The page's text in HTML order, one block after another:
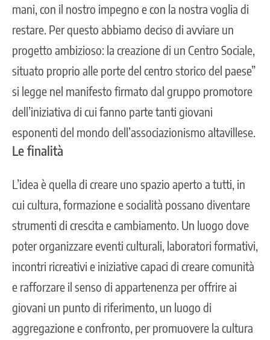
mani, con il nostro impegno e con la nostra voglia di
restare. Per questo abbiamo deciso di avviare un
progetto ambizioso: la creazione di un Centro Sociale,
situato proprio alle porte del centro storico del paese”
si legge nel manifesto firmato dal gruppo promotore
dell’iniziativa di cui fanno parte tanti giovani
esponenti del mondo dell’associazionismo altavillese.
Le finalità
L’idea è quella di creare uno spazio aperto a tutti, in
cui cultura, formazione e socialità possano diventare
strumenti di crescita e cambiamento. Un luogo dove
poter organizzare eventi culturali, laboratori formativi,
incontri ricreativi e iniziative capaci di creare comunità
e rafforzare il senso di appartenenza per offrire ai
giovani un punto di riferimento, un luogo di
aggregazione e confronto, per promuovere la cultura